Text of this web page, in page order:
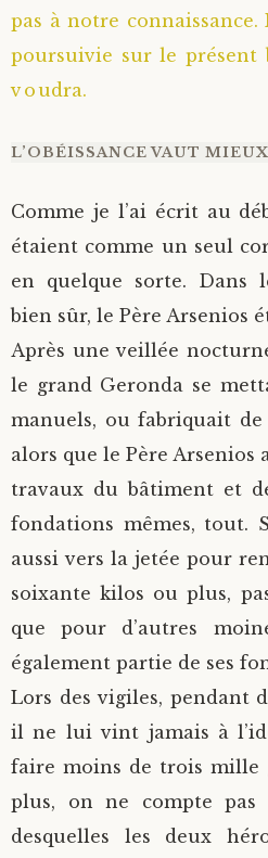
Sainte Xenia
Sainte Matrone de
Natalia de Vyritsa
Staritsa Anastasia
Geronda Arsenios le
Gerondissa Makrina
Archimandrite
Père Héliodore
pas à notre
poursuivie sur le présent
voudra.
L’OBÉISSANCE VAUT
Comme je l’ai écrit au
étaient comme un seul
en quelque sorte. Dans
bien sûr, le Père Arsenios
Après une veillée
le grand Geronda se
manuels, ou fabriquait
alors que le Père Arsenios
travaux du bâtiment et
fondations mêmes, tout.
aussi vers la jetée pour
soixante kilos ou plus,
que pour d’autres
également partie de ses
Lors des vigiles, pendant
il ne lui vint jamais à
faire moins de trois mille
plus, on ne compte pas
desquelles les deux